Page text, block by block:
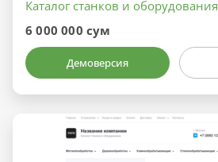
Каталог станков и оборудования
6 000 000 сум
Демоверсия